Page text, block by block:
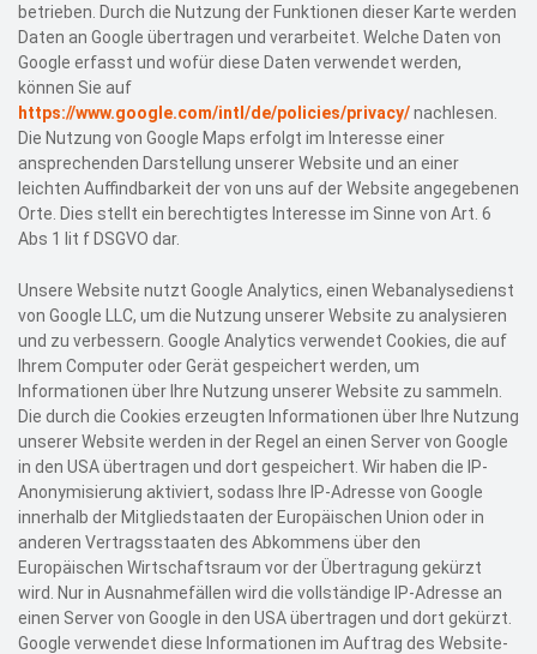
betrieben. Durch die Nutzung der Funktionen dieser Karte werden
Daten an Google übertragen und verarbeitet. Welche Daten von
Google erfasst und wofür diese Daten verwendet werden,
können Sie auf
https://www.google.com/intl/de/policies/privacy/nachlesen.
Die Nutzung von Google Maps erfolgt im Interesse einer
ansprechenden Darstellung unserer Website und an einer
leichten Auffindbarkeit der von uns auf der Website angegebenen
Orte. Dies stellt ein berechtigtes Interesse im Sinne von Art. 6
Abs 1 lit f DSGVO dar.
Unsere Website nutzt Google Analytics, einen Webanalysedienst
von Google LLC, um die Nutzung unserer Website zu analysieren
und zu verbessern. Google Analytics verwendet Cookies, die auf
Ihrem Computer oder Gerät gespeichert werden, um
Informationen über Ihre Nutzung unserer Website zu sammeln.
Die durch die Cookies erzeugten Informationen über Ihre Nutzung
unserer Website werden in der Regel an einen Server von Google
in den USA übertragen und dort gespeichert. Wir haben die IP-
Anonymisierung aktiviert, sodass Ihre IP-Adresse von Google
innerhalb der Mitgliedstaaten der Europäischen Union oder in
anderen Vertragsstaaten des Abkommens über den
Europäischen Wirtschaftsraum vor der Übertragung gekürzt
wird. Nur in Ausnahmefällen wird die vollständige IP-Adresse an
einen Server von Google in den USA übertragen und dort gekürzt.
Google verwendet diese Informationen im Auftrag des Website-